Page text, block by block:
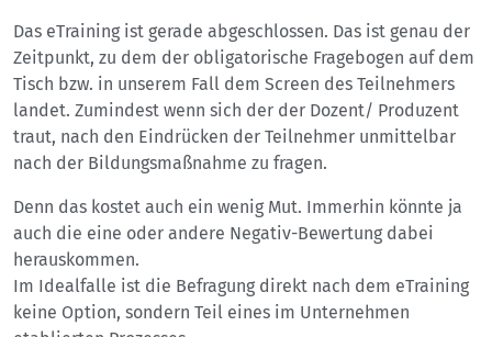
Das eTraining ist gerade abgeschlossen. Das ist genau der
Zeitpunkt, zu dem der obligatorische Fragebogen auf dem
Tisch bzw. in unserem Fall dem Screen des Teilnehmers
landet. Zumindest wenn sich der der Dozent/ Produzent
traut, nach den Eindrücken der Teilnehmer unmittelbar
nach der Bildungsmaßnahme zu fragen.
Denn das kostet auch ein wenig Mut. Immerhin könnte ja
auch die eine oder andere Negativ-Bewertung dabei
herauskommen.
Im Idealfalle ist die Befragung direkt nach dem eTraining
keine Option, sondern Teil eines im Unternehmen